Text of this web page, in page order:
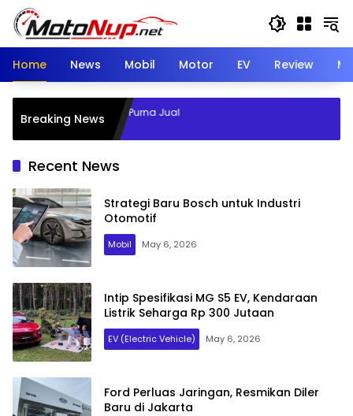
Skip
content
Home
News Mobil Motor EV Review
Breaking News
Perkuat Layanan Purna Jual
DM di Indonesia
Recent News
Strategi Baru Bosch untuk Industri
Otomotif
Mobil May 6, 2026
Intip Spesifikasi MG S5 EV, Kendaraan
Listrik Seharga Rp 300 Jutaan
EV (Electric Vehicle) May 6, 2026
Ford Perluas Jaringan, Resmikan Diler
Baru di Jakarta